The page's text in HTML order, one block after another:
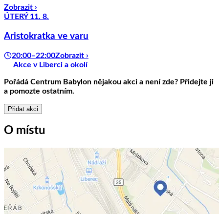
Zobrazit ›
ÚTERÝ 11. 8.
Aristokratka ve varu
20:00–22:00Zobrazit ›
Akce v Liberci a okolí
Pořádá Centrum Babylon nějakou akci a není zde? Přidejte ji
a pomozte ostatním.
Přidat akci
O místu